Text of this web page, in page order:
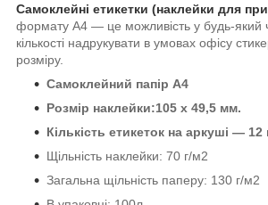
Самоклейні етикетки (наклейки для
формату А4 — це можливість у будь-який
кількості надрукувати в умовах офісу
розміру.
Самоклейний папір А4
Розмір наклейки:105 х 49,5 мм.
Кількість етикеток на аркуші — 12
Щільність наклейки: 70 г/м2
Загальна щільність паперу: 130 г/м2